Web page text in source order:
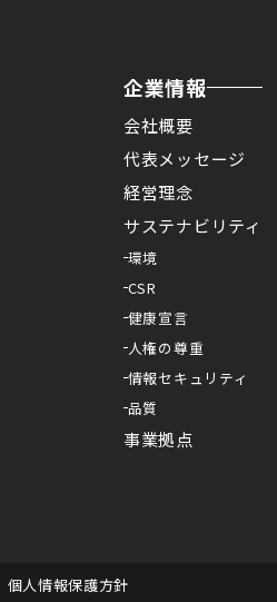
企業情報
会社概要
代表メッセージ
経営理念
サステナビリティ
環境
CSR
健康宣言
人権の尊重
情報セキュリティ
品質
事業拠点
個人情報保護方針